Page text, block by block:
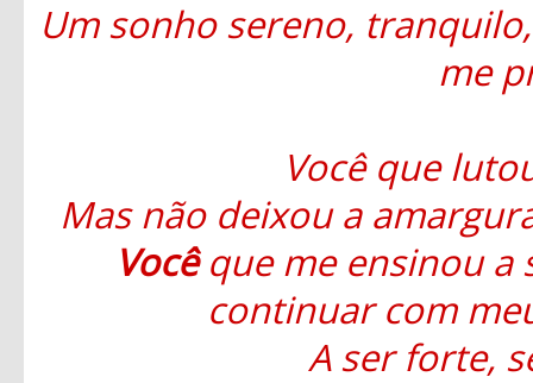
Um sonho sereno,
me
Você que
Mas não deixou a
Vocêque me ensinou a
continuar com
A ser forte,